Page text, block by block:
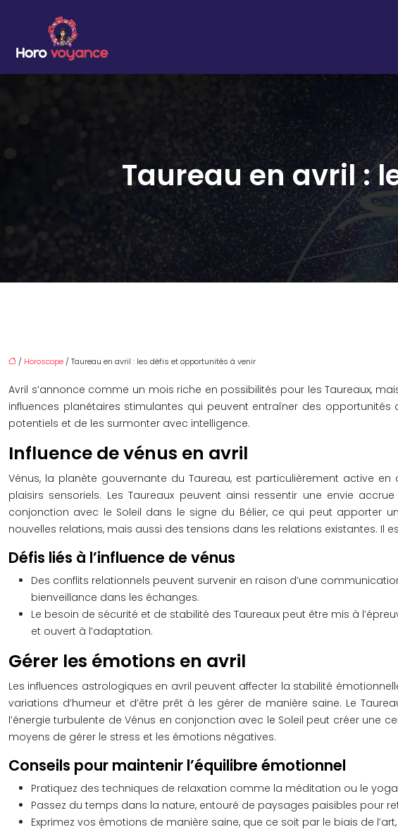
Taureau en avril :
/ Horoscope / Taureau en avril : les défis et opportunités à venir
Avril s’annonce comme un mois riche en possibilités pour les Taureaux,
influences planétaires stimulantes qui peuvent entraîner des
potentiels et de les surmonter avec intelligence.
Influence de vénus en avril
Vénus, la planète gouvernante du Taureau, est particulièrement active
plaisirs sensoriels. Les Taureaux peuvent ainsi ressentir une envie
conjonction avec le Soleil dans le signe du Bélier, ce qui peut apporter
nouvelles relations, mais aussi des tensions dans les relations existantes.
Défis liés à l’influence de vénus
Des conflits relationnels peuvent survenir en raison d’une
bienveillance dans les échanges.
Le besoin de sécurité et de stabilité des Taureaux peut être mis à
et ouvert à l’adaptation.
Gérer les émotions en avril
Les influences astrologiques en avril peuvent affecter la stabilité
variations d’humeur et d’être prêt à les gérer de manière saine. Le
l’énergie turbulente de Vénus en conjonction avec le Soleil peut créer une
moyens de gérer le stress et les émotions négatives.
Conseils pour maintenir l’équilibre émotionnel
Pratiquez des techniques de relaxation comme la méditation ou le
Passez du temps dans la nature, entouré de paysages paisibles pour
Exprimez vos émotions de manière saine, que ce soit par le biais de